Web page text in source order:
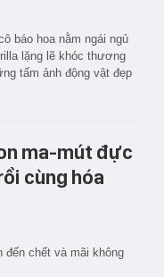
báo hoa nằm ngái ngủ
lặng lẽ khóc thương
tấm ảnh động vật đẹp
ma-mút đực
cùng hóa
đến chết và mãi không